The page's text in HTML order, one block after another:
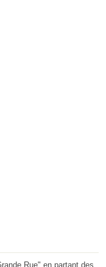
Rue" en partant des